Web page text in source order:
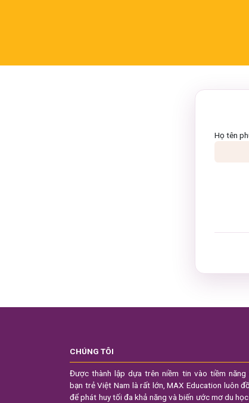
Họ tên
CHÚNG TÔI
Được thành lập dựa trên niềm tin vào tiềm năng
bạn trẻ Việt Nam là rất lớn, MAX Education luôn
để phát huy tối đa khả năng và biến ước mơ du